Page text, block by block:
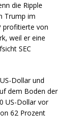
die Ripple
Trump im
profitierte von
weil er eine
SEC
Dollar und
dem Boden der
US-Dollar vor
62 Prozent